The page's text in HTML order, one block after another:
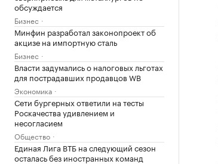
обсуждается
Бизнес
Минфин разработал законопроект об
акцизе на импортную сталь
Бизнес
Власти задумались о налоговых льготах
для пострадавших продавцов WB
Экономика
Сети бургерных ответили на тесты
Роскачества удивлением и
несогласием
Общество
Единая Лига ВТБ на следующий сезон
осталась без иностранных команд